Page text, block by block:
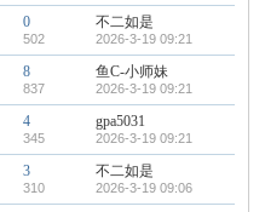
0
502
不二如是
2026-3-19 09:21
8
837
鱼C-小师妹
2026-3-19 09:21
4
345
gpa5031
2026-3-19 09:21
3
310
不二如是
2026-3-19 09:06